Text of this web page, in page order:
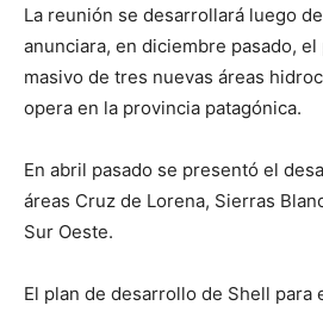
La reunión se desarrollará luego
anunciara, en diciembre pasado,
masivo de tres nuevas áreas
opera en la provincia patagónica.
En abril pasado se presentó el
áreas Cruz de Lorena, Sierras
Sur Oeste.
El plan de desarrollo de Shell para